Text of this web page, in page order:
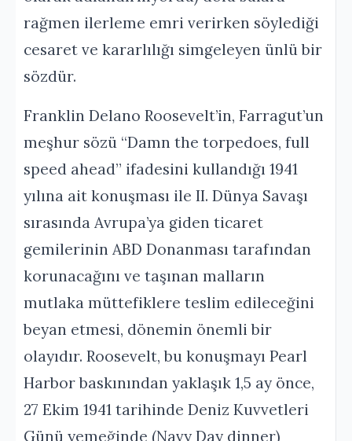
rağmen ilerleme emri verirken söylediği
cesaret ve kararlılığı simgeleyen ünlü bir
sözdür.
Franklin Delano Roosevelt’in, Farragut’un
meşhur sözü “Damn the torpedoes, full
speed ahead” ifadesini kullandığı 1941
yılına ait konuşması ile II. Dünya Savaşı
sırasında Avrupa’ya giden ticaret
gemilerinin ABD Donanması tarafından
korunacağını ve taşınan malların
mutlaka müttefiklere teslim edileceğini
beyan etmesi, dönemin önemli bir
olayıdır. Roosevelt, bu konuşmayı Pearl
Harbor baskınından yaklaşık 1,5 ay önce,
27 Ekim 1941 tarihinde Deniz Kuvvetleri
Günü yemeğinde (Navy Day dinner)